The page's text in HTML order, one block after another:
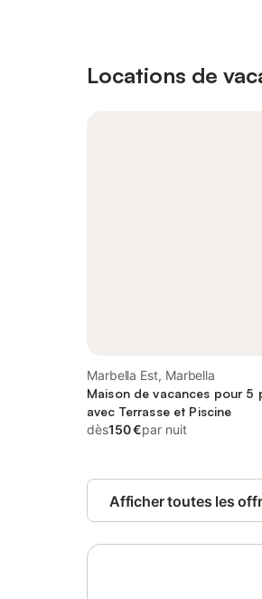
Locations de
Marbella Est, Marbella
Maison de vacances pour 5
avec Terrasse et Piscine
dès150 €par nuit
Afficher toutes les